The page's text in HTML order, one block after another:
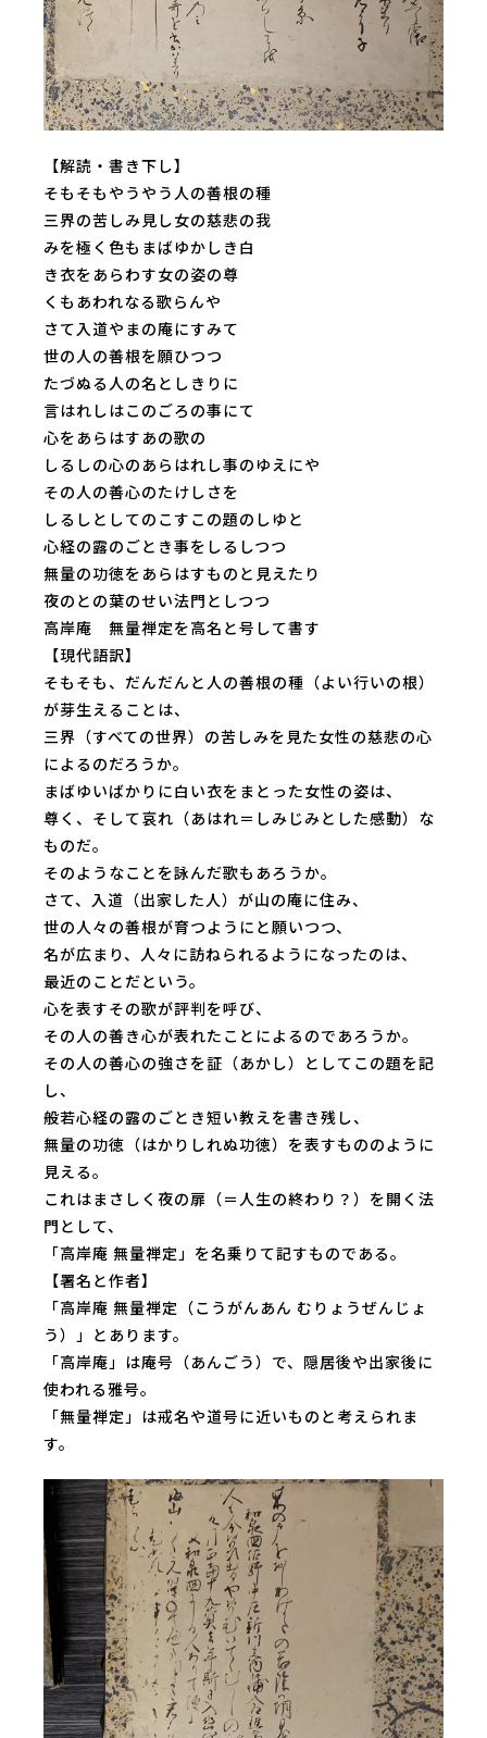
【解読・書き下し】
そもそもやうやう人の善根の種
三界の苦しみ見し女の慈悲の我
みを極く色もまばゆかしき白
き衣をあらわす女の姿の尊
くもあわれなる歌らんや
さて入道やまの庵にすみて
世の人の善根を願ひつつ
たづぬる人の名としきりに
言はれしはこのごろの事にて
心をあらはすあの歌の
しるしの心のあらはれし事のゆえにや
その人の善心のたけしさを
しるしとしてのこすこの題のしゆと
心経の露のごとき事をしるしつつ
無量の功徳をあらはすものと見えたり
夜のとの葉のせい法門としつつ
高岸庵 無量禅定を高名と号して書す
【現代語訳】
そもそも、だんだんと人の善根の種（よい行いの根）
が芽生えることは、
三界（すべての世界）の苦しみを見た女性の慈悲の心
によるのだろうか。
まばゆいばかりに白い衣をまとった女性の姿は、
尊く、そして哀れ（あはれ＝しみじみとした感動）な
ものだ。
そのようなことを詠んだ歌もあろうか。
さて、入道（出家した人）が山の庵に住み、
世の人々の善根が育つようにと願いつつ、
名が広まり、人々に訪ねられるようになったのは、
最近のことだという。
心を表すその歌が評判を呼び、
その人の善き心が表れたことによるのであろうか。
その人の善心の強さを証（あかし）としてこの題を記
し、
般若心経の露のごとき短い教えを書き残し、
無量の功徳（はかりしれぬ功徳）を表すもののように
見える。
これはまさしく夜の扉（＝人生の終わり？）を開く法
門として、
「高岸庵 無量禅定」を名乗りて記すものである。
【署名と作者】
「高岸庵 無量禅定（こうがんあん むりょうぜんじょ
う）」とあります。
「高岸庵」は庵号（あんごう）で、隠居後や出家後に
使われる雅号。
「無量禅定」は戒名や道号に近いものと考えられま
す。